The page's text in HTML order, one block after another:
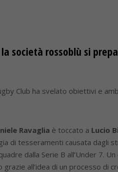
società rossoblù si
Club ha svelato obiettivi e
Ravaglia è toccato a Lucio
di tesseramenti causata dagli
dalla Serie B all’Under 7.
all’idea di un processo di